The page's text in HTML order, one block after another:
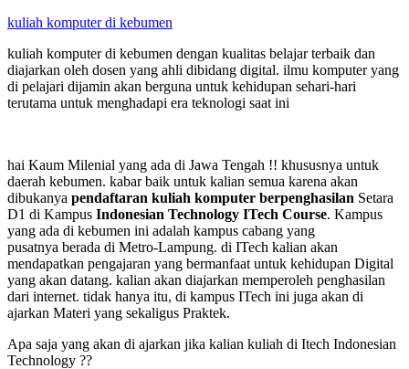
kuliah komputer di kebumen
kuliah komputer di kebumen dengan kualitas belajar terbaik dan
diajarkan oleh dosen yang ahli dibidang digital. ilmu komputer yang
di pelajari dijamin akan berguna untuk kehidupan sehari-hari
terutama untuk menghadapi era teknologi saat ini
hai Kaum Milenial yang ada di Jawa Tengah !! khususnya untuk
daerah kebumen. kabar baik untuk kalian semua karena akan
dibukanya pendaftaran kuliah komputer berpenghasilan Setara
D1 di Kampus Indonesian Technology ITech Course. Kampus
yang ada di kebumen ini adalah kampus cabang yang
pusatnya berada di Metro-Lampung. di ITech kalian akan
mendapatkan pengajaran yang bermanfaat untuk kehidupan Digital
yang akan datang. kalian akan diajarkan memperoleh penghasilan
dari internet. tidak hanya itu, di kampus ITech ini juga akan di
ajarkan Materi yang sekaligus Praktek.
Apa saja yang akan di ajarkan jika kalian kuliah di Itech Indonesian
Technology ??